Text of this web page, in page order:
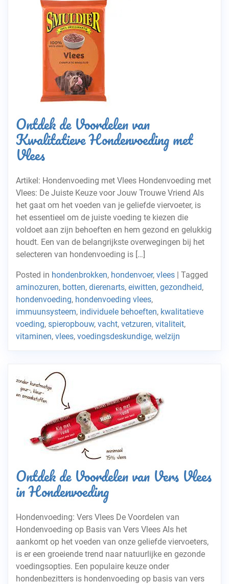
Ontdek de Voordelen van
Kwalitatieve Hondenvoeding met
Vlees
Artikel: Hondenvoeding met Vlees Hondenvoeding met
Vlees: De Juiste Keuze voor Jouw Trouwe Vriend Als
het gaat om het voeden van je geliefde viervoeter, is
het essentieel om de juiste voeding te kiezen die
voldoet aan zijn behoeften en hem gezond en gelukkig
houdt. Een van de belangrijkste overwegingen bij het
selecteren van hondenvoeding is […]
Posted in hondenbrokken, hondenvoer, vlees | Tagged
aminozuren, botten, dierenarts, eiwitten, gezondheid,
hondenvoeding, hondenvoeding vlees,
immuunsysteem, individuele behoeften, kwalitatieve
voeding, spieropbouw, vacht, vetzuren, vitaliteit,
vitaminen, vlees, voedingsdeskundige, welzijn
Ontdek de Voordelen van Vers Vlees
in Hondenvoeding
Hondenvoeding: Vers Vlees De Voordelen van
Hondenvoeding op Basis van Vers Vlees Als het
aankomt op het voeden van onze geliefde viervoeters,
is er een groeiende trend naar natuurlijke en gezonde
voedingsopties. Een populaire keuze onder
hondenbezitters is hondenvoeding op basis van vers